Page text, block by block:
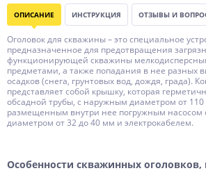
ОПИСАНИЕ ИНСТРУКЦИЯ ОТЗЫВЫ И
Оголовок для скважины – это специальное
предназначенное для предотвращения
функционирующей скважины
предметами, а также попадания в нее разных
осадков (снега, грунтовых вод, дождя, града).
представляет собой крышку, которая
обсадной трубы, с наружным диаметром от 110
размещенным внутри нее погружным насосом
диаметром от 32 до 40 мм и электрокабелем.
Особенности скважинных оголовков,